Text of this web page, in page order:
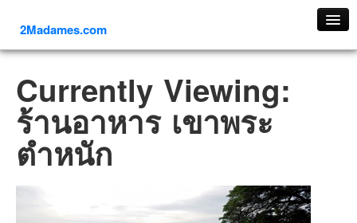
2Madames.com
ภาคเหนือ
ภาคใต้
ภาคตะวันออก
ภาคกลาง
ภาคอีสาน
Currently Viewing:
ร้านอาหาร เขาพระ
ตำหนัก